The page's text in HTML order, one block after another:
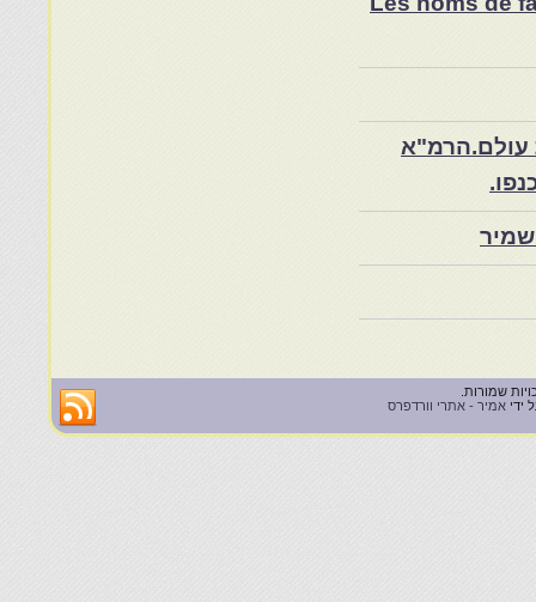
עולם.הרמ"א
ידי אמיר - אתרי וורדפרס